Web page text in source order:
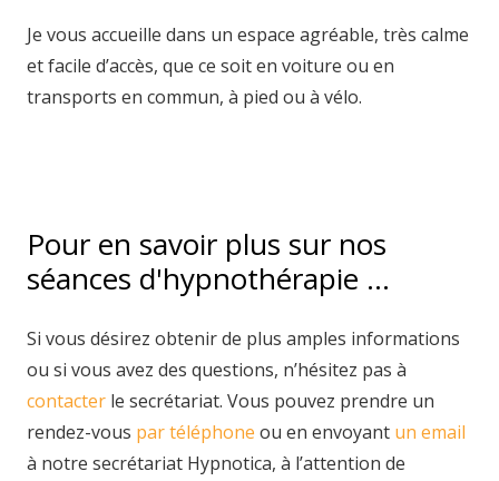
Je vous accueille dans un espace agréable, très calme
et facile d’accès, que ce soit en voiture ou en
transports en commun, à pied ou à vélo.
Pour en savoir plus sur nos
séances d'hypnothérapie …
Si vous désirez obtenir de plus amples informations
ou si vous avez des questions, n’hésitez pas à
contacter le secrétariat. Vous pouvez prendre un
rendez-vous par téléphone ou en envoyant un email
à notre secrétariat Hypnotica, à l’attention de